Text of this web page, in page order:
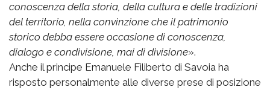
conoscenza della storia, della cultura e delle tradizioni
del territorio, nella convinzione che il patrimonio
storico debba essere occasione di conoscenza,
dialogo e condivisione, mai di divisione».
Anche il principe Emanuele Filiberto di Savoia ha
risposto personalmente alle diverse prese di posizione